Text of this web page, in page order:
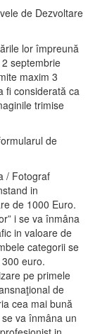
de Dezvoltare
lor împreună
septembrie
maxim 3
fi considerată ca
trimise
de
/ Fotograf
in
de 1000 Euro.
i se va înmâna
in valoare de
categorii se
euro.
pe primele
de
cea mai bună
va înmâna un